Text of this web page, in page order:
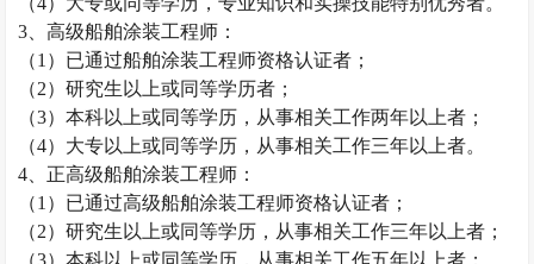
3 、高级船舶涂装工程师：
（1 ）已通过船舶涂装工程师资格认证者；
（2）研究生以上或同等学历者；
（3）本科以上或同等学历，从事相关工作两年以上者；
（4）大专以上或同等学历，从事相关工作三年以上者。
4 、正高级船舶涂装工程师：
（1 ）已通过高级船舶涂装工程师资格认证者；
（2）研究生以上或同等学历，从事相关工作三年以上者；
（3）本科以上或同等学历，从事相关工作五年以上者；